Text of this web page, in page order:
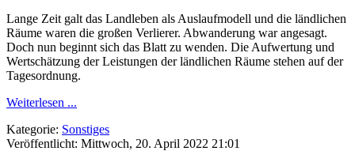
Lange Zeit galt das Landleben als Auslaufmodell und die ländlichen
Räume waren die großen Verlierer. Abwanderung war angesagt.
Doch nun beginnt sich das Blatt zu wenden. Die Aufwertung und
Wertschätzung der Leistungen der ländlichen Räume stehen auf der
Tagesordnung.
Weiterlesen ...
Kategorie: Sonstiges
Veröffentlicht: Mittwoch, 20. April 2022 21:01